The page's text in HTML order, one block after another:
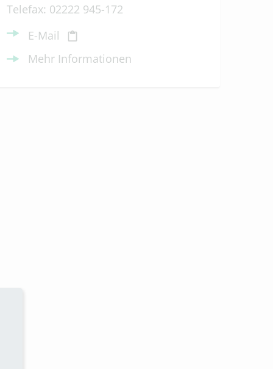
Telefax: 02222 945-172
E-Mail
Mehr Informationen